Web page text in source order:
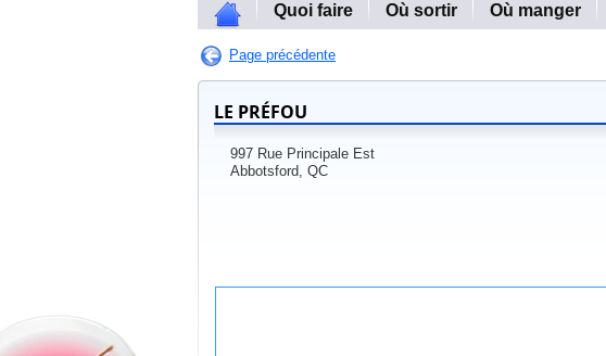
Quoi faire Où sortir Où manger
Page précédente
LE PRÉFOU
997 Rue Principale Est
Abbotsford, QC